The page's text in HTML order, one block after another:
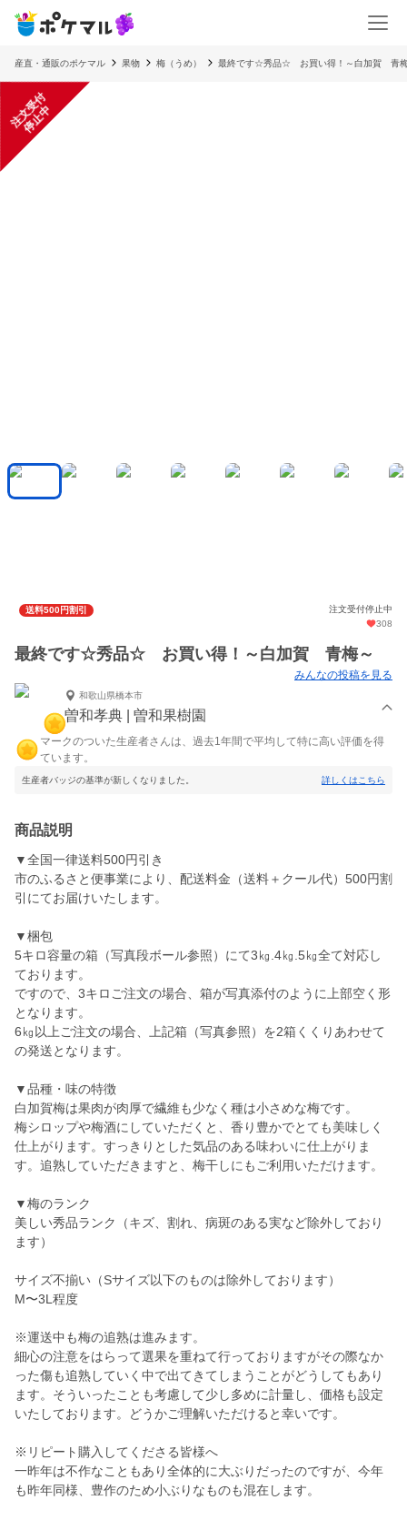
産直・通販のポケマル 果物 梅（うめ） 最終です☆秀品☆ お買い得！～白加賀 青
注
文
受
付
停
止
中
送料500円割引
注文受付停止中
308
最終です☆秀品☆ お買い得！～白加賀 青梅～
みんなの投稿を見る
和歌山県橋本市
曽和孝典 | 曽和果樹園
マークのついた生産者さんは、過去1年間で平均して特に高い評価を得
ています。
生産者バッジの基準が新しくなりました。 詳しくはこちら
商品説明
▼全国一律送料500円引き
市のふるさと便事業により、配送料金（送料＋クール代）500円割
引にてお届けいたします。
▼梱包
5キロ容量の箱（写真段ボール参照）にて3㎏.4㎏.5㎏全て対応し
ております。
ですので、3キロご注文の場合、箱が写真添付のように上部空く形
となります。
6㎏以上ご注文の場合、上記箱（写真参照）を2箱くくりあわせて
の発送となります。
▼品種・味の特徴
白加賀梅は果肉が肉厚で繊維も少なく種は小さめな梅です。
梅シロップや梅酒にしていただくと、香り豊かでとても美味しく
仕上がります。すっきりとした気品のある味わいに仕上がりま
す。追熟していただきますと、梅干しにもご利用いただけます。
▼梅のランク
美しい秀品ランク（キズ、割れ、病斑のある実など除外しており
ます）
サイズ不揃い（Sサイズ以下のものは除外しております）
M〜3L程度
※運送中も梅の追熟は進みます。
細心の注意をはらって選果を重ねて行っておりますがその際なか
った傷も追熟していく中で出てきてしまうことがどうしてもあり
ます。そういったことも考慮して少し多めに計量し、価格も設定
いたしております。どうかご理解いただけると幸いです。
※リピート購入してくださる皆様へ
一昨年は不作なこともあり全体的に大ぶりだったのですが、今年
も昨年同様、豊作のため小ぶりなものも混在します。